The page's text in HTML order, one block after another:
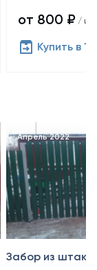
от 800 ₽ / шт
Купить в 1
Апрель 2022
Забор из